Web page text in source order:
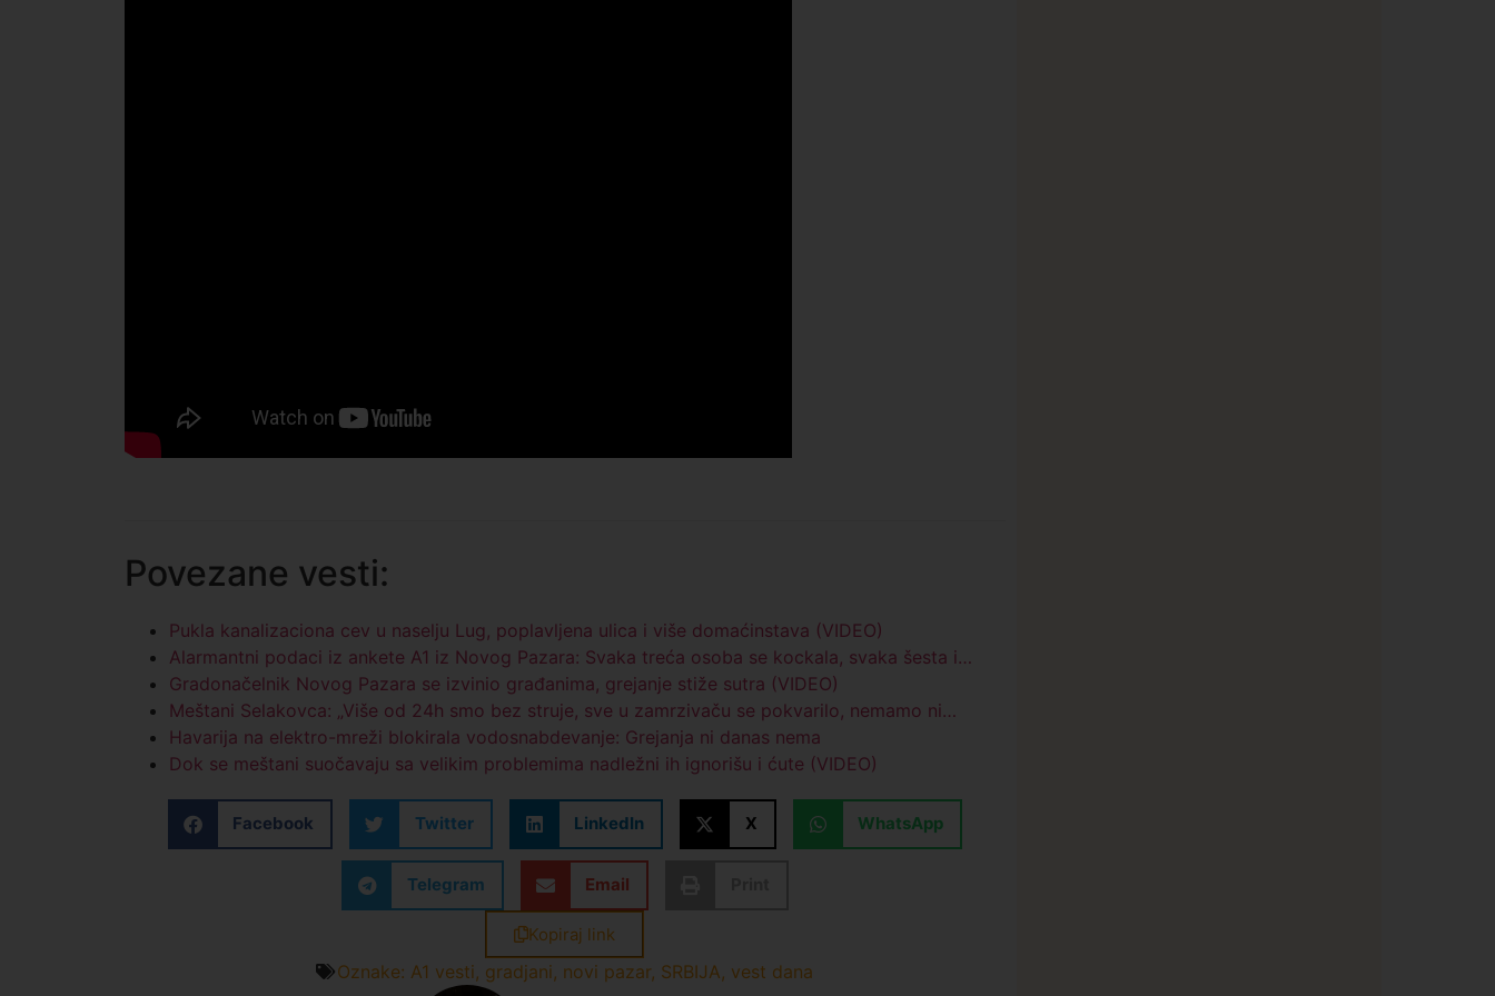
Povezane vesti:
Pukla kanalizaciona cev u naselju Lug, poplavljena ulica i više domaćinstava (VIDEO)
Alarmantni podaci iz ankete A1 iz Novog Pazara: Svaka treća osoba se kockala, svaka šesta i…
Gradonačelnik Novog Pazara se izvinio građanima, grejanje stiže sutra (VIDEO)
Meštani Selakovca: „Više od 24h smo bez struje, sve u zamrzivaču se pokvarilo, nemamo ni…
Havarija na elektro-mreži blokirala vodosnabdevanje: Grejanja ni danas nema
Dok se meštani suočavaju sa velikim problemima nadležni ih ignorišu i ćute (VIDEO)
Facebook Twitter LinkedIn X WhatsApp
Telegram Email
Kopiraj link
Oznake: A1 vesti, gradjani, novi pazar, SRBIJA, vest dana